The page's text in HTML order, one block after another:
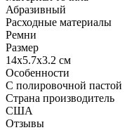
Абразивный
Расходные материалы
Ремни
Размер
14x5.7x3.2 см
Особенности
С полировочной пастой
Страна производитель
США
Отзывы